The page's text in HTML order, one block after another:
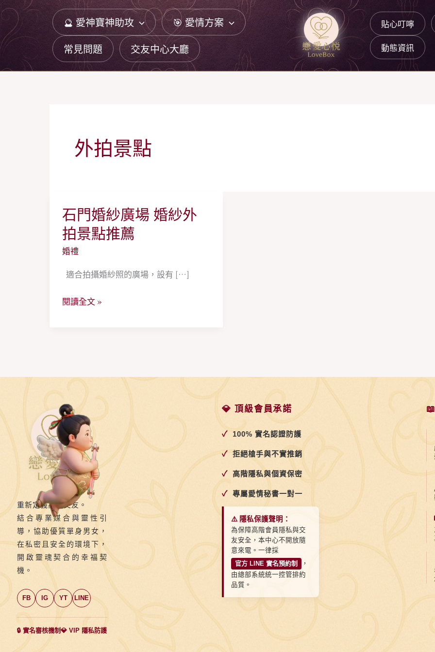
跳
至
主
要
內
🔮 愛神寶神助攻
🎯 愛情方案
常見問題
交友中心大廳
貼心叮嚀
動態資訊
外拍景點
石門婚紗廣場 婚紗外
拍景點推薦
婚禮
適合拍攝婚紗照的廣場，設有 […]
石
門
婚
紗
廣
婚
點
薦
閱讀全文 »
重新定義高端交友。
結合專業媒合與靈性引
導，協助優質單身男女，
在私密且安全的環境下，
開啟靈魂契合的幸福契
機。
FB IG YT LINE
🔒 實名審核機制💎 VIP 隱私防護
💎 頂級會員承諾
✓ 100% 實名認證防護
✓ 拒絕槍手與不實推銷
✓ 高階隱私與個資保密
✓ 專屬愛情秘書一對一
⚠️ 隱私保護聲明：
為保障高階會員隱私與交
友安全，本中心不開放隨
意來電。一律採
官方 LINE 實名預約制
，
由總部系統統一控管排約
品質。